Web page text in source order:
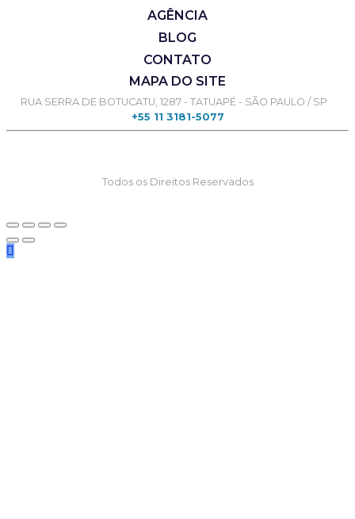
AGÊNCIA
BLOG
CONTATO
MAPA DO SITE
RUA SERRA DE BOTUCATU, 1287 - TATUAPÉ - SÃO PAULO / SP
+55 11 3181-5077
Todos os Direitos Reservados